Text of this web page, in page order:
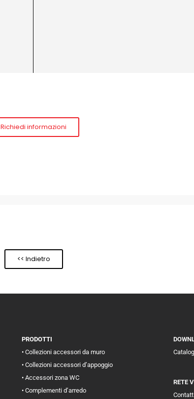
Richiedi informazioni
<< Indietro
PRODOTTI
• Collezioni accessori da muro
• Collezioni accessori d’appoggio
• Accessori zona WC
• Complementi d’arredo
RETE